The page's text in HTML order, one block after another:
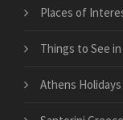
Places of
Things to See
Athens Holidays